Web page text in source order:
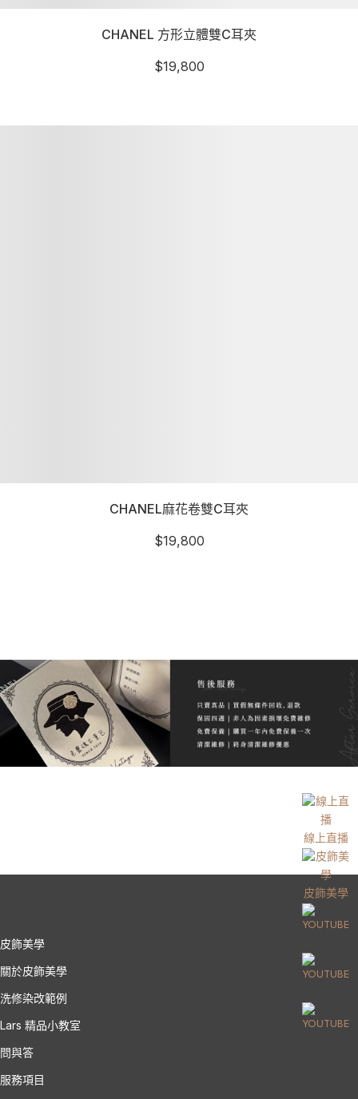
CHANEL 方形立體雙C耳夾
$19,800
CHANEL麻花卷雙C耳夾
$19,800
皮飾美學
關於皮飾美學
洗修染改範例
Lars 精品小教室
問與答
服務項目
線上直播
皮飾美學